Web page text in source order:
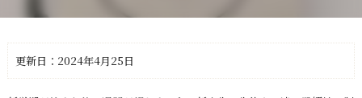
更新日：2024年4月25日